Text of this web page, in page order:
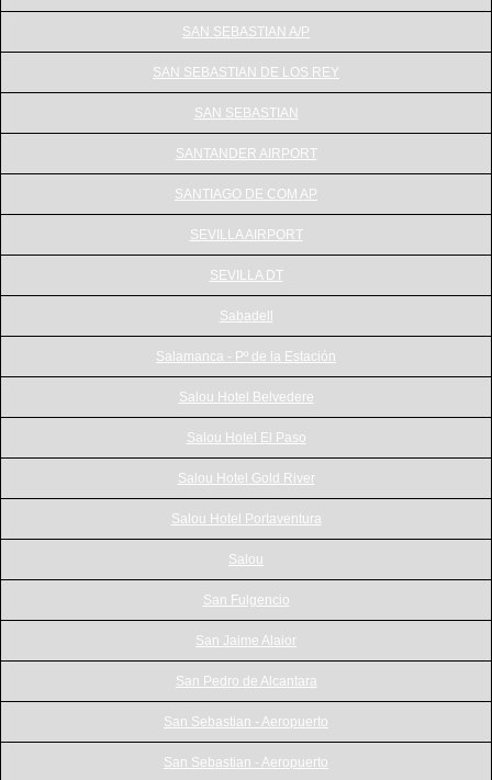
SAN SEBASTIAN A/P
SAN SEBASTIAN DE LOS REY
SAN SEBASTIAN
SANTANDER AIRPORT
SANTIAGO DE COM AP
SEVILLA AIRPORT
SEVILLA DT
Sabadell
Salamanca - Pº de la Estación
Salou Hotel Belvedere
Salou Hotel El Paso
Salou Hotel Gold River
Salou Hotel Portaventura
Salou
San Fulgencio
San Jaime Alaior
San Pedro de Alcantara
San Sebastian - Aeropuerto
San Sebastian - Aeropuerto